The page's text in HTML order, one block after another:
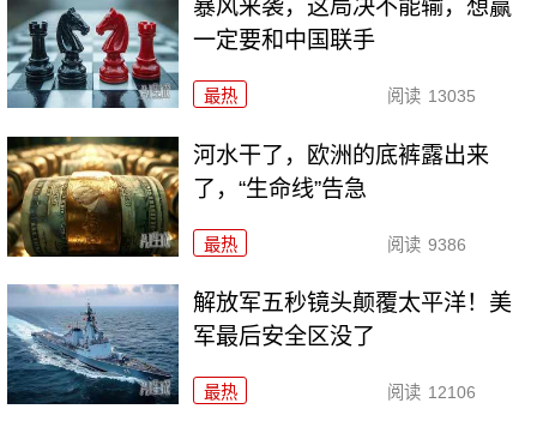
暴风来袭，这局决不能输，想赢
一定要和中国联手
最热 阅读 13035
河水干了，欧洲的底裤露出来
了，“生命线”告急
最热 阅读 9386
解放军五秒镜头颠覆太平洋！美
军最后安全区没了
最热 阅读 12106